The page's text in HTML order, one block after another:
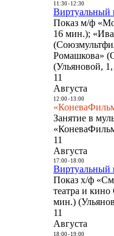
11:30- 12:30
Виртуальный
Показ м/ф
16 мин.);
Ромашкова»
(Ульяновой,
11
Августа
12:00- 13:00
Занятие в
11
Августа
17:00- 18:00
Виртуальный
Показ х/ф
театра и
мин.)
11
Августа
18:00- 19:00